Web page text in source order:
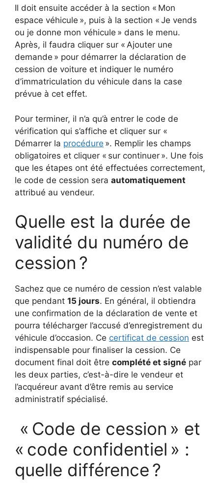
Il doit ensuite accéder à la section « Mon
espace véhicule », puis à la section « Je vends
ou je donne mon véhicule » dans le menu.
Après, il faudra cliquer sur « Ajouter une
demande » pour démarrer la déclaration de
cession de voiture et indiquer le numéro
d’immatriculation du véhicule dans la case
prévue à cet effet.
Pour terminer, il n’a qu’à entrer le code de
vérification qui s’affiche et cliquer sur «
Démarrer la procédure ». Remplir les champs
obligatoires et cliquer « sur continuer ». Une fois
que les étapes ont été effectuées correctement,
le code de cession sera automatiquement
attribué au vendeur.
Quelle est la durée de
validité du numéro de
cession ?
Sachez que ce numéro de cession n’est valable
que pendant 15 jours. En général, il obtiendra
une confirmation de la déclaration de vente et
pourra télécharger l’accusé d’enregistrement du
véhicule d’occasion. Ce certificat de cession est
indispensable pour finaliser la cession. Ce
document final doit être complété et signé par
les deux parties, c’est-à-dire le vendeur et
l’acquéreur avant d’être remis au service
administratif spécialisé.
« Code de cession » et
« code confidentiel » :
quelle différence ?